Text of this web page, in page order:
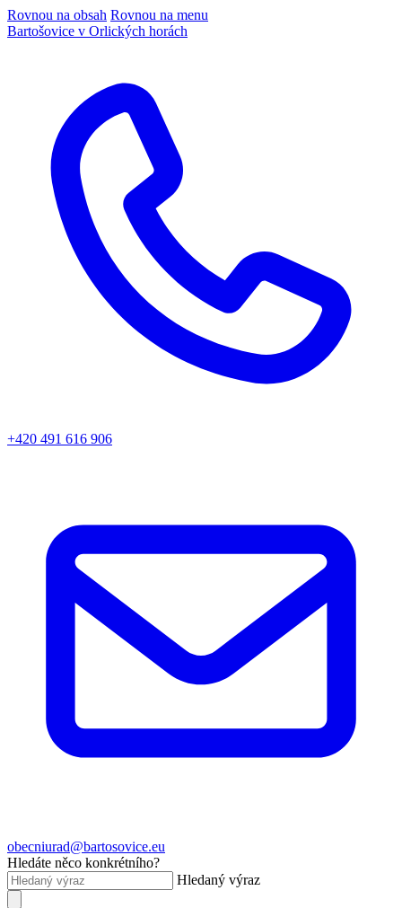
Rovnou na obsah Rovnou na menu
Bartošovice v Orlických horách
+420 491 616 906
obecniurad@bartosovice.eu
Hledáte něco konkrétního?
Hledaný výraz